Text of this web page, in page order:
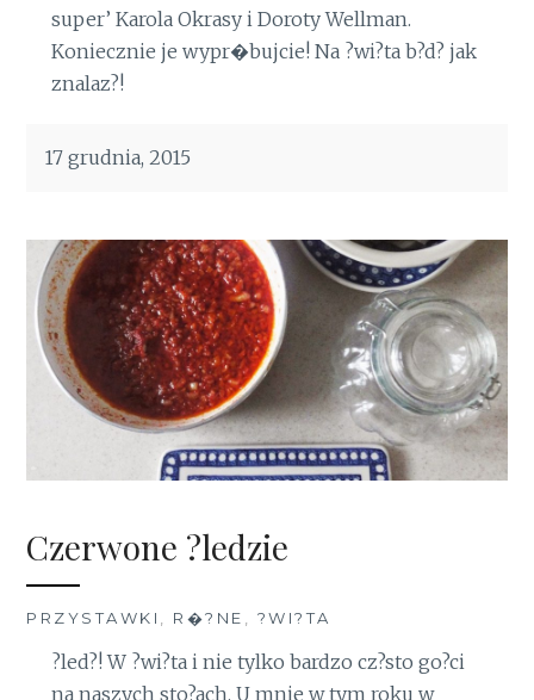
super’ Karola Okrasy i Doroty Wellman.
Koniecznie je wypr�bujcie! Na ?wi?ta b?d? jak
znalaz?!
17 grudnia, 2015
Czerwone ?ledzie
PRZYSTAWKI R�?NE ?WI?TA
?led?! W ?wi?ta i nie tylko bardzo cz?sto go?ci
na naszych sto?ach. U mnie w tym roku w